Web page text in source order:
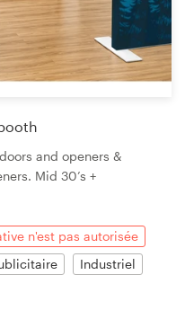
and openers &
Mid 30’s +
n'est pas autorisée
Industriel